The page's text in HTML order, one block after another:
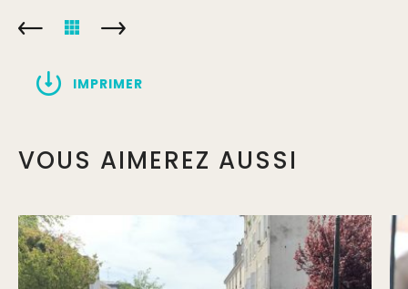
IMPRIMER
VOUS AIMEREZ AUSSI